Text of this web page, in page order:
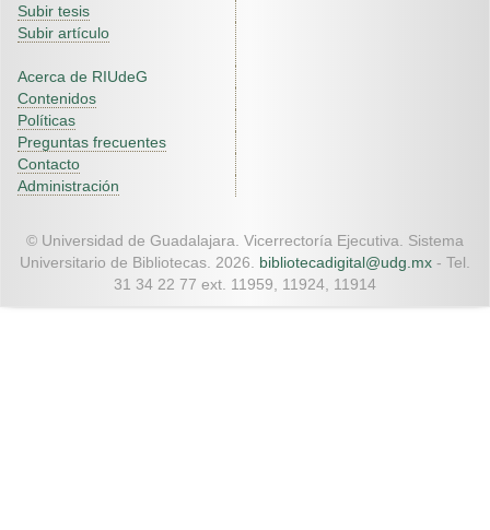
Subir tesis
Subir artículo
Acerca de RIUdeG
Contenidos
Políticas
Preguntas frecuentes
Contacto
Administración
© Universidad de Guadalajara. Vicerrectoría Ejecutiva. Sistema
Universitario de Bibliotecas. 2026. bibliotecadigital@udg.mx - Tel.
31 34 22 77 ext. 11959, 11924, 11914